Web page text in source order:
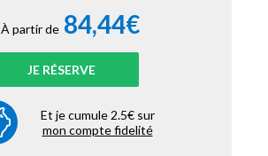
À partir de 84,44€
JE RÉSERVE
Et je cumule 2.5€ sur
mon compte fidelité